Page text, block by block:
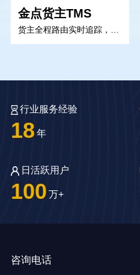
金点货主TMS
货主全程路由实时追踪，智能化管理运输
行业服务经验
18 年
日活跃用户
100 万+
咨询电话